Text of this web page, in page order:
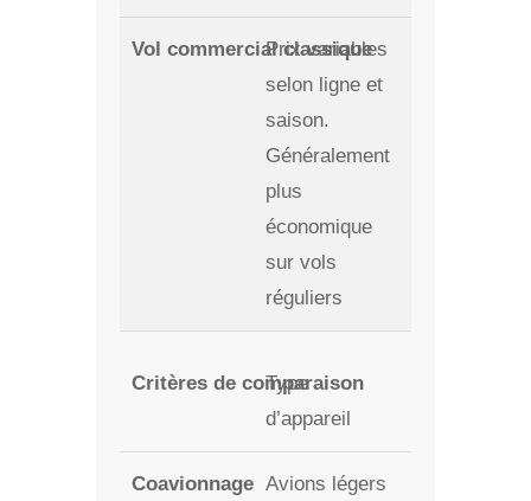
Prix variables
selon ligne et
saison.
Généralement
plus
économique
sur vols
réguliers
Type
d’appareil
Avions légers